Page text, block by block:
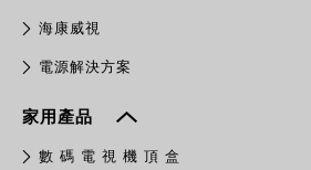
​海康威視
電源解決方案
家用產品
數 碼 電 視 機 頂 盒